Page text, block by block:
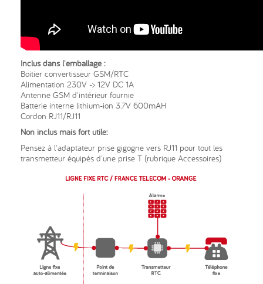
Inclus dans l'emballage :
Boitier convertisseur GSM/RTC
Alimentation 230V -> 12V DC 1A
Antenne GSM d'intérieur fournie
Batterie interne lithium-ion 3.7V 600mAH
Cordon RJ11/RJ11
Non inclus mais fort utile:
Pensez à l'adaptateur prise gigogne vers RJ11 pour tout les
transmetteur équipés d'une prise T (rubrique Accessoires)